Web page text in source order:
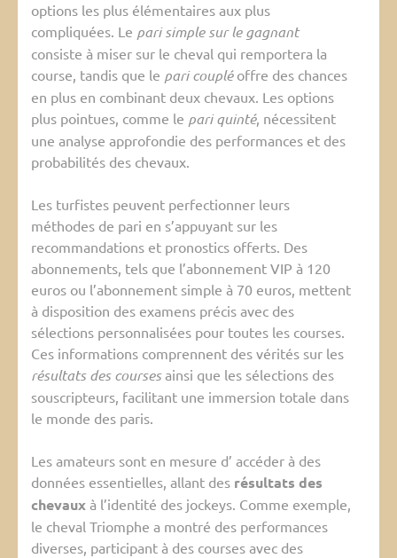
options les plus élémentaires aux plus
compliquées. Le pari simple sur le gagnant
consiste à miser sur le cheval qui remportera la
course, tandis que le pari coupléoffre des chances
en plus en combinant deux chevaux. Les options
plus pointues, comme le pari quinté, nécessitent
une analyse approfondie des performances et des
probabilités des chevaux.
Les turfistes peuvent perfectionner leurs
méthodes de pari en s’appuyant sur les
recommandations et pronostics offerts. Des
abonnements, tels que l’abonnement VIP à 120
euros ou l’abonnement simple à 70 euros, mettent
à disposition des examens précis avec des
sélections personnalisées pour toutes les courses.
Ces informations comprennent des vérités sur les
résultats des coursesainsi que les sélections des
souscripteurs, facilitant une immersion totale dans
le monde des paris.
Les amateurs sont en mesure d’ accéder à des
données essentielles, allant des résultats des
chevaux à l’identité des jockeys. Comme exemple,
le cheval Triomphe a montré des performances
diverses, participant à des courses avec des